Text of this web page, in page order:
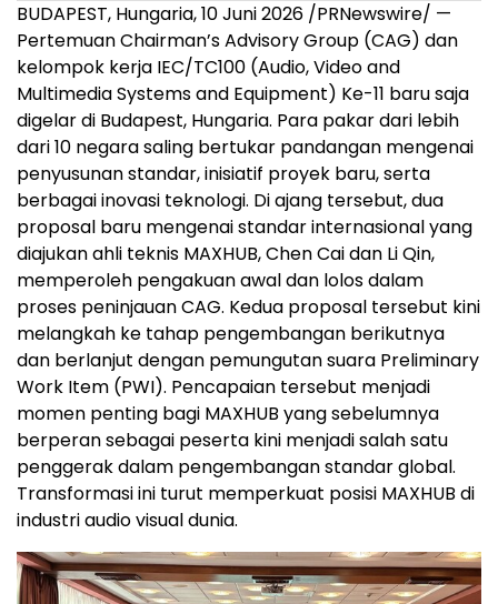
BUDAPEST, Hungaria, 10 Juni 2026 /PRNewswire/ —
Pertemuan Chairman’s Advisory Group (CAG) dan
kelompok kerja IEC/TC100 (Audio, Video and
Multimedia Systems and Equipment) Ke-11 baru saja
digelar di Budapest, Hungaria. Para pakar dari lebih
dari 10 negara saling bertukar pandangan mengenai
penyusunan standar, inisiatif proyek baru, serta
berbagai inovasi teknologi. Di ajang tersebut, dua
proposal baru mengenai standar internasional yang
diajukan ahli teknis MAXHUB, Chen Cai dan Li Qin,
memperoleh pengakuan awal dan lolos dalam
proses peninjauan CAG. Kedua proposal tersebut kini
melangkah ke tahap pengembangan berikutnya
dan berlanjut dengan pemungutan suara Preliminary
Work Item (PWI). Pencapaian tersebut menjadi
momen penting bagi MAXHUB yang sebelumnya
berperan sebagai peserta kini menjadi salah satu
penggerak dalam pengembangan standar global.
Transformasi ini turut memperkuat posisi MAXHUB di
industri audio visual dunia.